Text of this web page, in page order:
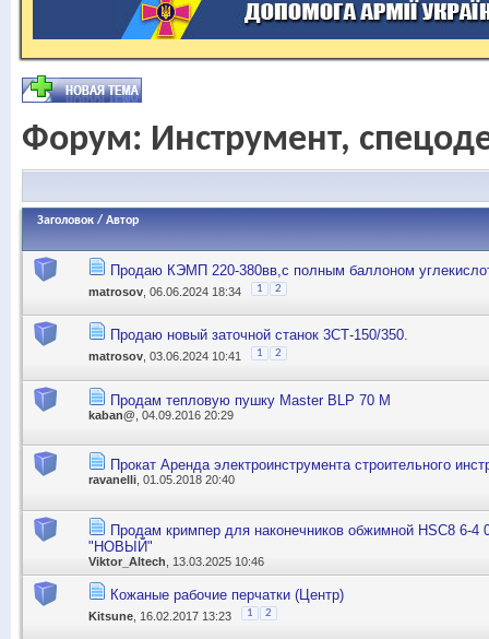
Форум: Инструмент,
Заголовок / Автор
Продаю КЭМП 220-380вв,с полным баллоном
matrosov , 06.06.2024 18:34 1 2
Продаю новый заточной станок 3СТ-150/350.
matrosov , 03.06.2024 10:41 1 2
Продам тепловую пушку Master BLP 70 M
kaban@ , 04.09.2016 20:29
Прокат Аренда электроинструмента строительного
ravanelli, 01.05.2018 20:40
Продам кримпер для наконечников обжимной HSC8 6-4
"НОВЫЙ"
Viktor_Altech , 13.03.2025 10:46
Кожаные рабочие перчатки (Центр)
Kitsune , 16.02.2017 13:23 1 2